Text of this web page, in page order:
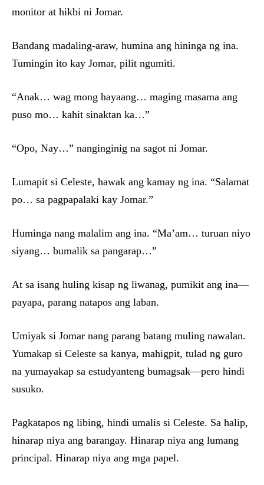
monitor at hikbi ni Jomar.
Bandang madaling-araw, humina ang hininga ng ina.
Tumingin ito kay Jomar, pilit ngumiti.
“Anak… wag mong hayaang… maging masama ang
puso mo… kahit sinaktan ka…”
“Opo, Nay…” nanginginig na sagot ni Jomar.
Lumapit si Celeste, hawak ang kamay ng ina. “Salamat
po… sa pagpapalaki kay Jomar.”
Huminga nang malalim ang ina. “Ma’am… turuan niyo
siyang… bumalik sa pangarap…”
At sa isang huling kisap ng liwanag, pumikit ang ina—
payapa, parang natapos ang laban.
Umiyak si Jomar nang parang batang muling nawalan.
Yumakap si Celeste sa kanya, mahigpit, tulad ng guro
na yumayakap sa estudyanteng bumagsak—pero hindi
susuko.
Pagkatapos ng libing, hindi umalis si Celeste. Sa halip,
hinarap niya ang barangay. Hinarap niya ang lumang
principal. Hinarap niya ang mga papel.